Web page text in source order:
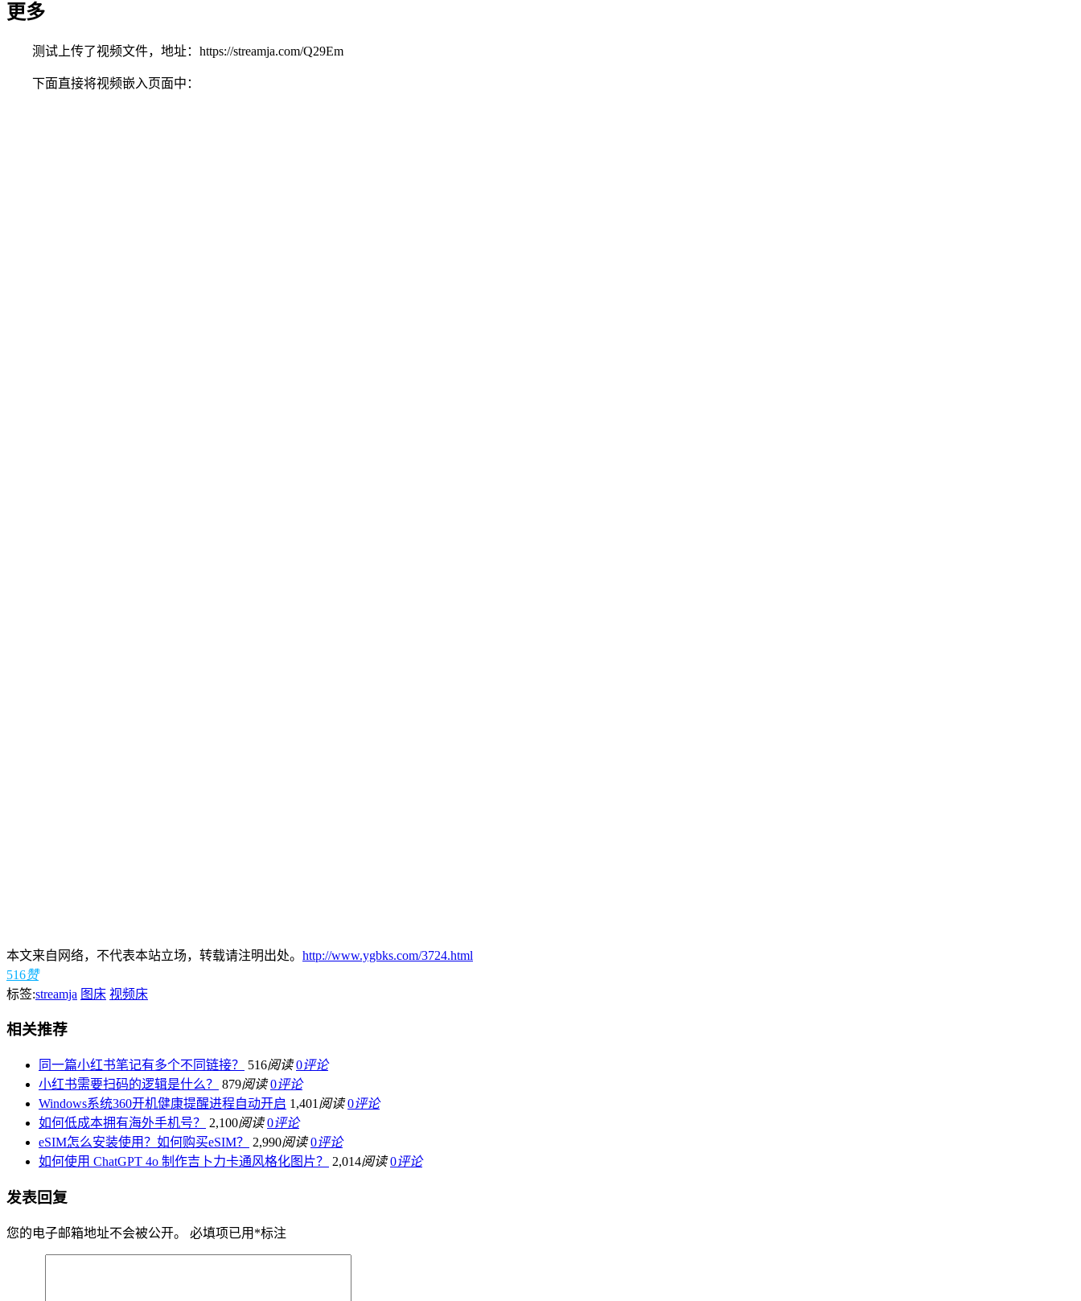
更多
测试上传了视频文件，地址：https://streamja.com/Q29Em
下面直接将视频嵌入页面中：
本文来自网络，不代表本站立场，转载请注明出处。 http://www.ygbks.com/3724.html
516赞
标签:streamja 图床 视频床
相关推荐
同一篇小红书笔记有多个不同链接？ 516阅读 0评论
小红书需要扫码的逻辑是什么？
879阅读 0评论
Windows系统360开机健康提醒进程自动开启 1,401 阅读 0评论
如何低成本拥有海外手机号？
2,100阅读 0评论
eSIM怎么安装使用？如何购买eSIM？
2,990阅读 0评论
如何使用 ChatGPT 4o 制作吉卜力卡通风格化图片？
2,014阅读 0评论
发表回复
您的电子邮箱地址不会被公开。 必填项已用 *标注